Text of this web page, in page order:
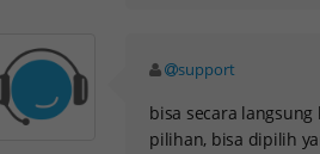
support
bisa secara langsung
pilihan, bisa dipilih